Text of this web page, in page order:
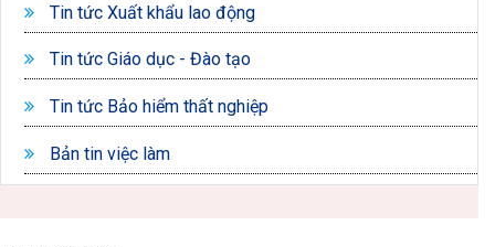
Tin tức Xuất khẩu lao động
Tin tức Giáo dục - Đào tạo
Tin tức Bảo hiểm thất nghiệp
Bản tin việc làm